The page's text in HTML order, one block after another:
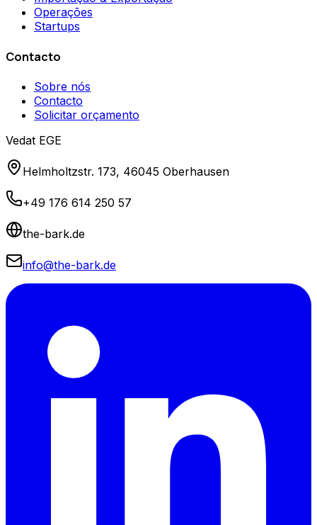
Operações
Startups
Contacto
Sobre nós
Contacto
Solicitar orçamento
Vedat EGE
Helmholtzstr. 173, 46045 Oberhausen
+49 176 614 250 57
the-bark.de
info@the-bark.de